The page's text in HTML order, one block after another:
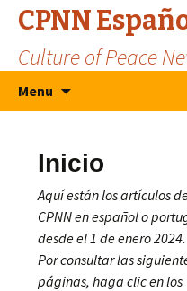
CPNN
Culture of Peace
Menu
Inicio
Aquí están los artículos
CPNN en español o
desde el 1 de enero 2024.
Por consultar las
páginas, haga clic en los